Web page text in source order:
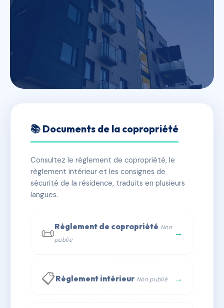
LE MOULIN I
✓ Immatriculée 🏠 116 lots 🏗 2 bâtiment(s)
📞 Contacter Syndic Digital
📚 Documents de la copropriété
Consultez le règlement de copropriété, le
règlement intérieur et les consignes de
sécurité de la résidence, traduits en plusieurs
langues.
📜Règlement de copropriété Non
publié
→
📋Règlement intérieur Non publié →